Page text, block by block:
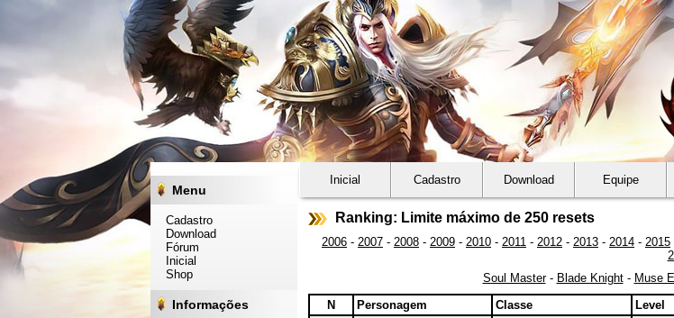
Menu
Cadastro
Download
Fórum
Inicial
Shop
Informações
Inicial Cadastro Download Equipe
Ranking: Limite máximo de 250 resets
2006 - 2007 - 2008 - 2009 - 2010 - 2011 - 2012 - 2013 - 2014 - 2015
Soul Master- Blade Knight- Muse
N
Personagem Classe Level